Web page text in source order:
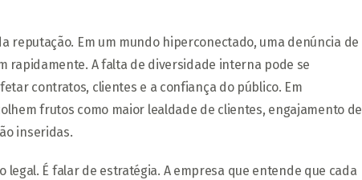
reputação. Em um mundo hiperconectado, uma denúncia de
rapidamente. A falta de diversidade interna pode se
contratos, clientes e a confiança do público. Em
frutos como maior lealdade de clientes, engajamento de
inseridas.
É falar de estratégia. A empresa que entende que cada